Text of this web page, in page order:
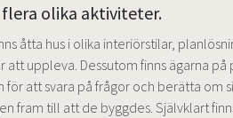
olika aktiviteter.
åtta hus i olika interiörstilar,
att uppleva. Dessutom finns ägarna på
för att svara på frågor och berätta om
fram till att de byggdes. Självklart